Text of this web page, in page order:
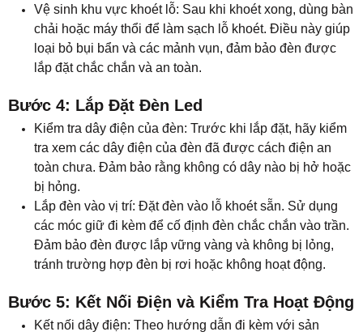
Vệ sinh khu vực khoét lỗ: Sau khi khoét xong, dùng bàn
chải hoặc máy thổi để làm sạch lỗ khoét. Điều này giúp
loại bỏ bụi bẩn và các mảnh vụn, đảm bảo đèn được
lắp đặt chắc chắn và an toàn.
Bước 4: Lắp Đặt Đèn Led
Kiểm tra dây điện của đèn: Trước khi lắp đặt, hãy kiểm
tra xem các dây điện của đèn đã được cách điện an
toàn chưa. Đảm bảo rằng không có dây nào bị hở hoặc
bị hỏng.
Lắp đèn vào vị trí: Đặt đèn vào lỗ khoét sẵn. Sử dụng
các móc giữ đi kèm để cố định đèn chắc chắn vào trần.
Đảm bảo đèn được lắp vững vàng và không bị lỏng,
tránh trường hợp đèn bị rơi hoặc không hoạt động.
Bước 5: Kết Nối Điện và Kiểm Tra Hoạt Động
Kết nối dây điện: Theo hướng dẫn đi kèm với sản